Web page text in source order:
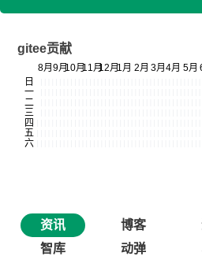
gitee贡献
资讯 博客
智库
动弹